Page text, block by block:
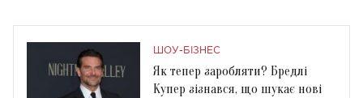
ШОУ-БІЗНЕС
Як тепер заробляти? Бредлі
Купер зізнався, що шукає нові